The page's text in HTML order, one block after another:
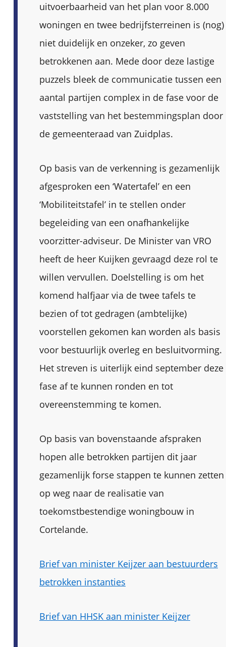
uitvoerbaarheid van het plan voor 8.000
woningen en twee bedrijfsterreinen is (nog)
niet duidelijk en onzeker, zo geven
betrokkenen aan. Mede door deze lastige
puzzels bleek de communicatie tussen een
aantal partijen complex in de fase voor de
vaststelling van het bestemmingsplan door
de gemeenteraad van Zuidplas.
Op basis van de verkenning is gezamenlijk
afgesproken een ‘Watertafel’ en een
‘Mobiliteitstafel’ in te stellen onder
begeleiding van een onafhankelijke
voorzitter-adviseur. De Minister van VRO
heeft de heer Kuijken gevraagd deze rol te
willen vervullen. Doelstelling is om het
komend halfjaar via de twee tafels te
bezien of tot gedragen (ambtelijke)
voorstellen gekomen kan worden als basis
voor bestuurlijk overleg en besluitvorming.
Het streven is uiterlijk eind september deze
fase af te kunnen ronden en tot
overeenstemming te komen.
Op basis van bovenstaande afspraken
hopen alle betrokken partijen dit jaar
gezamenlijk forse stappen te kunnen zetten
op weg naar de realisatie van
toekomstbestendige woningbouw in
Cortelande.
Brief van minister Keijzer aan bestuurders
betrokken instanties
Brief van HHSK aan minister Keijzer